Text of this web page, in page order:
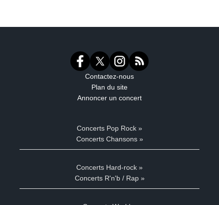
Contactez-nous
Plan du site
Annoncer un concert
Concerts Pop Rock »
Concerts Chansons »
Concerts Hard-rock »
Concerts R'n'b / Rap »